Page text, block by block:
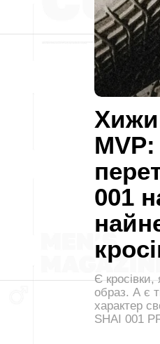
001
Є
образ. А є
характер
SHAI 001